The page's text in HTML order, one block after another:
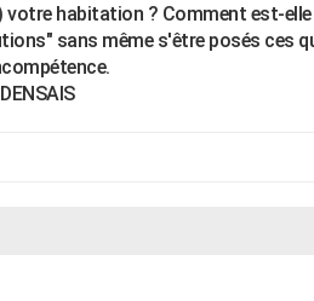
habitation ? Comment est-elle
sans même s'être posés ces